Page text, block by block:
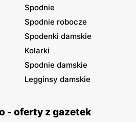
Spodnie
Spodnie robocze
Spodenki damskie
Kolarki
Spodnie damskie
Legginsy damskie
- oferty z gazetek